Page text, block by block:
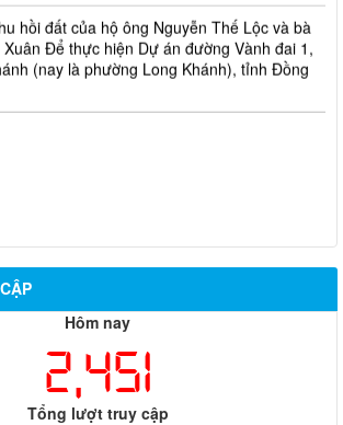
hồi đất của hộ ông Nguyễn Thế Lộc và bà
Để thực hiện Dự án đường Vành đai 1,
(nay là phường Long Khánh), tỉnh Đồng
Hôm nay
2,451
Tổng lượt truy cập